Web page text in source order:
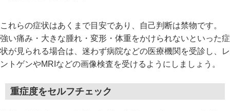
これらの症状はあくまで目安であり、自己判断は禁物です。
強い痛み・大きな腫れ・変形・体重をかけられないといった症
状が見られる場合は、迷わず病院などの医療機関を受診し、レ
ントゲンやMRIなどの画像検査を受けるようにしましょう。
重症度をセルフチェック